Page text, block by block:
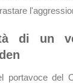
di un
portavoce del